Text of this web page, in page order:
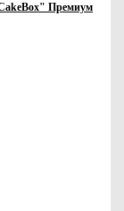
Премиум